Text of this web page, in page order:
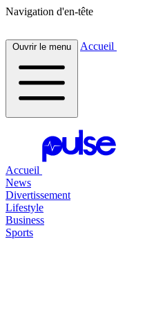
Navigation d'en-tête
Ouvrir le menu Accueil
Accueil
News
Divertissement
Lifestyle
Business
Sports